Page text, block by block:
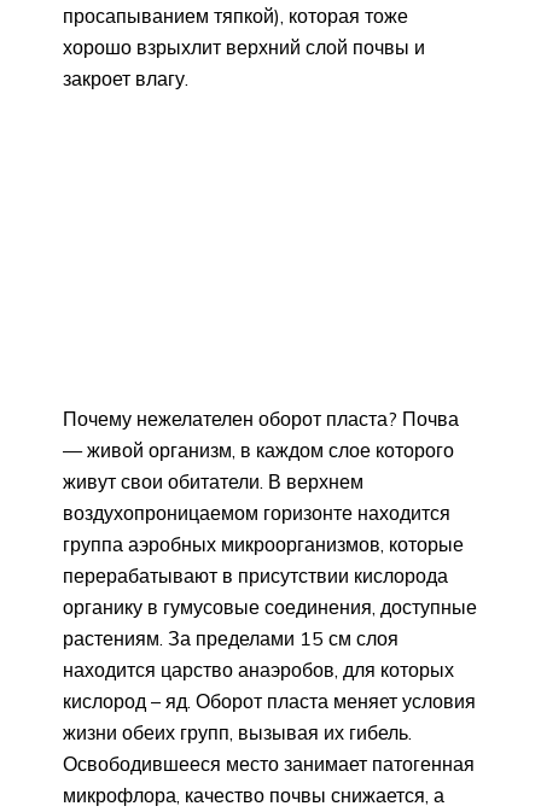
просапыванием тяпкой), которая тоже
хорошо взрыхлит верхний слой почвы и
закроет влагу.
Почему нежелателен оборот пласта? Почва
— живой организм, в каждом слое которого
живут свои обитатели. В верхнем
воздухопроницаемом горизонте находится
группа аэробных микроорганизмов, которые
перерабатывают в присутствии кислорода
органику в гумусовые соединения, доступные
растениям. За пределами 15 см слоя
находится царство анаэробов, для которых
кислород – яд. Оборот пласта меняет условия
жизни обеих групп, вызывая их гибель.
Освободившееся место занимает патогенная
микрофлора, качество почвы снижается, а